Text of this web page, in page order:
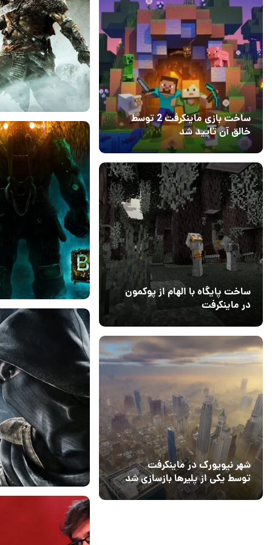
ساخت بازی ماینکرفت 2 توسط
خالق آن تایید شد
۱
04 آبان 1403
ساخت پایگاه با الهام از پوکمون
در ماینکرفت
شهر نیویورک در ماینکرفت
توسط یکی از پلیرها بازسازی شد
۰ 15 فروردین 1399
۰